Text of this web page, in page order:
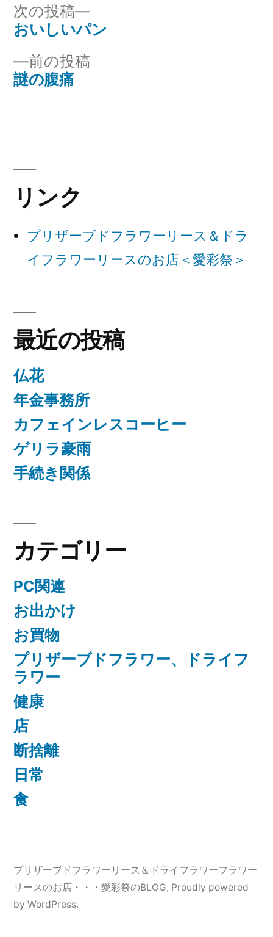
投
稿
ナ
ー
シ
ョ
前の投稿
謎の腹痛
次の投稿
次
の
おいしいパン
リンク
プリザーブドフラワーリース＆ドラ
イフラワーリースのお店＜愛彩祭＞
最近の投稿
仏花
年金事務所
カフェインレスコーヒー
ゲリラ豪雨
手続き関係
カテゴリー
PC関連
お出かけ
お買物
プリザーブドフラワー、ドライフ
ラワー
健康
店
断捨離
日常
食
プリザーブドフラワーリース＆ドライフラワーフラワー
リースのお店・・・愛彩祭のBLOG, Proudly powered
by WordPress.